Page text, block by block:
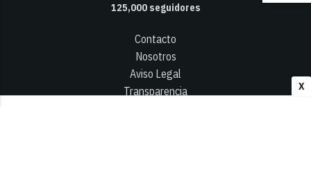
X
125,000seguidores
Contacto
Nosotros
Aviso Legal
Transparencia